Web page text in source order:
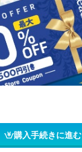
購入手続きに進む